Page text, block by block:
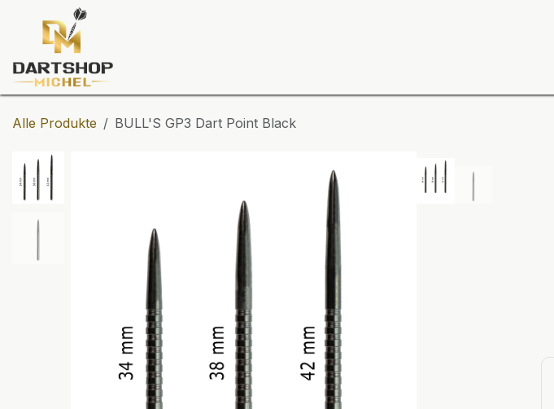
Zum Inhalt springen
Alle Produkte BULL'S GP3 Dart Point Black